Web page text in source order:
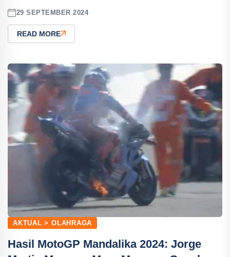
29 SEPTEMBER 2024
READ MORE
AKTUAL > OLAHRAGA
Hasil MotoGP Mandalika 2024: Jorge